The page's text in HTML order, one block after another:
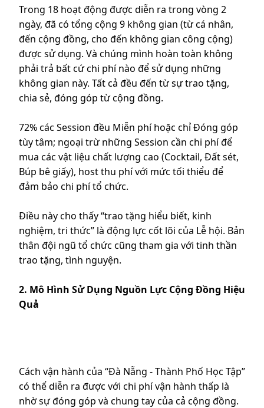
Trong 18 hoạt động được diễn ra trong vòng 2
ngày, đã có tổng cộng 9 không gian (từ cá nhân,
đến cộng đồng, cho đến không gian công cộng)
được sử dụng. Và chúng mình hoàn toàn không
phải trả bất cứ chi phí nào để sử dụng những
không gian này. Tất cả đều đến từ sự trao tặng,
chia sẻ, đóng góp từ cộng đồng.
72% các Session đều Miễn phí hoặc chỉ Đóng góp
tùy tâm; ngoại trừ những Session cần chi phí để
mua các vật liệu chất lượng cao (Cocktail, Đất sét,
Búp bê giấy), host thu phí với mức tối thiểu để
đảm bảo chi phí tổ chức.
Điều này cho thấy “trao tặng hiểu biết, kinh
nghiệm, tri thức” là động lực cốt lõi của Lễ hội. Bản
thân đội ngũ tổ chức cũng tham gia với tinh thần
trao tặng, tình nguyện.
2. Mô Hình Sử Dụng Nguồn Lực Cộng Đồng Hiệu
Quả
Cách vận hành của “Đà Nẵng - Thành Phố Học Tập”
có thể diễn ra được với chi phí vận hành thấp là
nhờ sự đóng góp và chung tay của cả cộng đồng.